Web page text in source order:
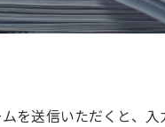
を送信いただくと、入